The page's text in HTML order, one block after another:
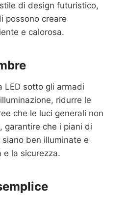
di design futuristico,
possono creare
e calorosa.
LED sotto gli armadi
ridurre le
che le luci generali non
garantire che i piani di
ben illuminate e
e la sicurezza.